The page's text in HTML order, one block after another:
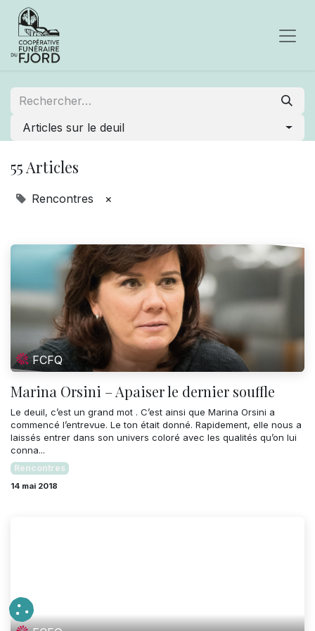
Articles sur le deuil
55 Articles
Rencontres ×
FCFQ
Marina Orsini – Apaiser le dernier souffle
Le deuil, c’est un grand mot . C’est ainsi que Marina Orsini a
commencé l’entrevue. Le ton était donné. Rapidement, elle nous a
laissés entrer dans son univers coloré avec les qualités qu’on lui
conna...
Rencontres
14 mai 2018